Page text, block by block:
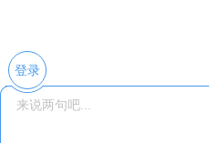
登录